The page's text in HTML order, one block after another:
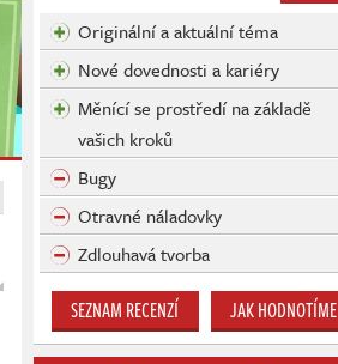
Originální a aktuální téma
Nové dovednosti a kariéry
Měnící se prostředí na základě
vašich kroků
Bugy
Otravné náladovky
Zdlouhavá tvorba
SEZNAM RECENZÍ JAK HODNOTÍME